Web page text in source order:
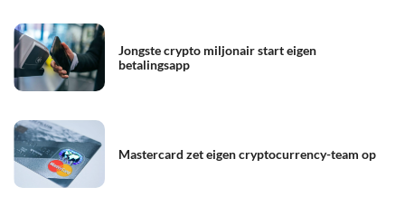
Jongste crypto miljonair start eigen
betalingsapp
Mastercard zet eigen cryptocurrency-team op